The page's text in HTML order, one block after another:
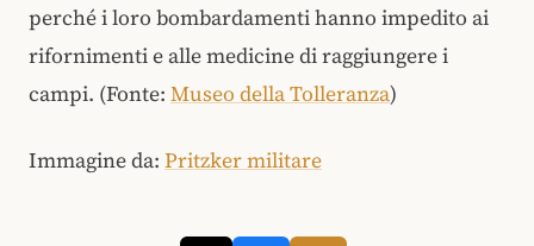
perché i loro bombardamenti hanno impedito ai
rifornimenti e alle medicine di raggiungere i
campi. (Fonte: Museo della Tolleranza)
Immagine da: Pritzker militare